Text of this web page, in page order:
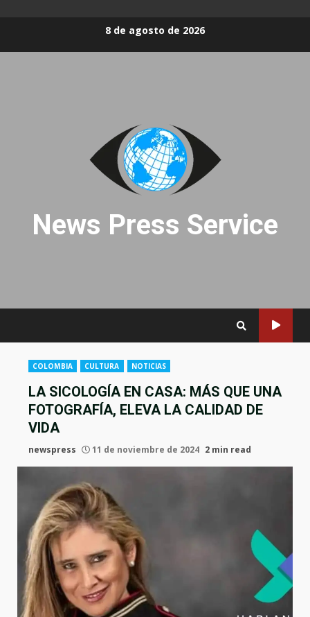
8 de agosto de 2026
News Press Service
COLOMBIA CULTURA NOTICIAS
LA SICOLOGÍA EN CASA: MÁS QUE UNA
FOTOGRAFÍA, ELEVA LA CALIDAD DE
VIDA
newspress 11 de noviembre de 2024 2 min read